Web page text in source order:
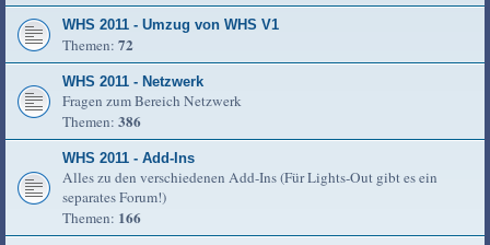
WHS 2011 - Umzug von WHS V1
Themen: 72
WHS 2011 - Netzwerk
Fragen zum Bereich Netzwerk
Themen: 386
WHS 2011 - Add-Ins
Alles zu den verschiedenen Add-Ins (Für Lights-Out gibt es ein
separates Forum!)
Themen: 166